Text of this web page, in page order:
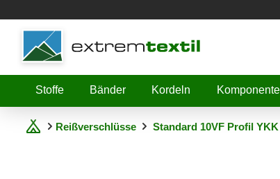
Shopware
Stoffe
Bänder Kordeln
Reißverschlüsse Standard 10VF Profil YKK